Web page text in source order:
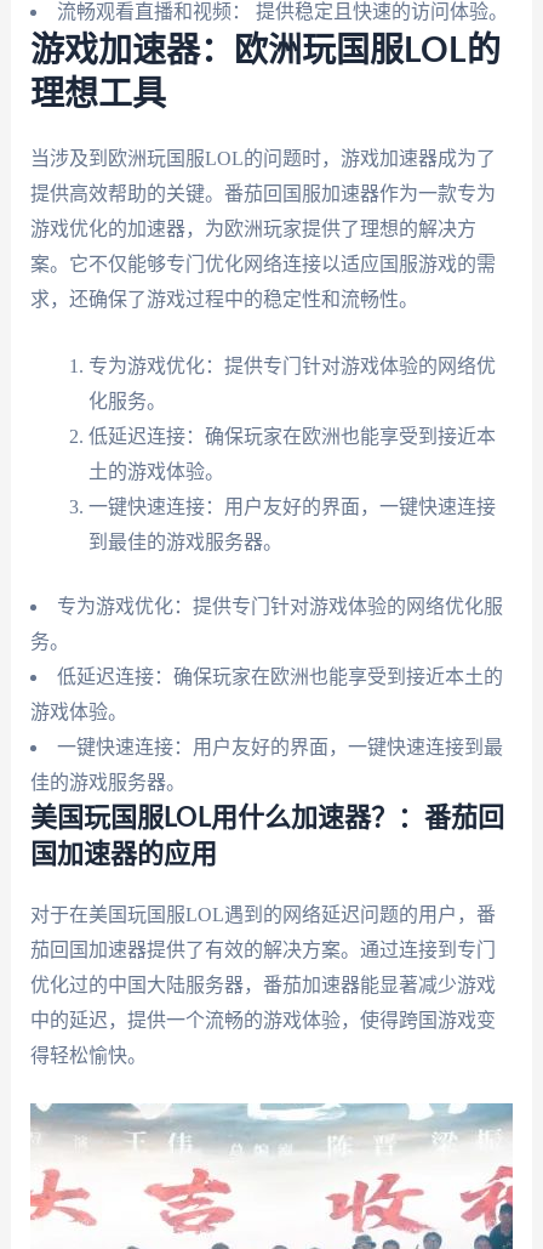
流畅观看直播和视频： 提供稳定且快速的访问体验。
游戏加速器：欧洲玩国服LOL的
理想工具
当涉及到欧洲玩国服LOL的问题时，游戏加速器成为了
提供高效帮助的关键。番茄回国服加速器作为一款专为
游戏优化的加速器，为欧洲玩家提供了理想的解决方
案。它不仅能够专门优化网络连接以适应国服游戏的需
求，还确保了游戏过程中的稳定性和流畅性。
专为游戏优化：提供专门针对游戏体验的网络优
化服务。
低延迟连接：确保玩家在欧洲也能享受到接近本
土的游戏体验。
一键快速连接：用户友好的界面，一键快速连接
到最佳的游戏服务器。
专为游戏优化：提供专门针对游戏体验的网络优化服
务。
低延迟连接：确保玩家在欧洲也能享受到接近本土的
游戏体验。
一键快速连接：用户友好的界面，一键快速连接到最
佳的游戏服务器。
美国玩国服LOL用什么加速器？：番茄回
国加速器的应用
对于在美国玩国服LOL遇到的网络延迟问题的用户，番
茄回国加速器提供了有效的解决方案。通过连接到专门
优化过的中国大陆服务器，番茄加速器能显著减少游戏
中的延迟，提供一个流畅的游戏体验，使得跨国游戏变
得轻松愉快。